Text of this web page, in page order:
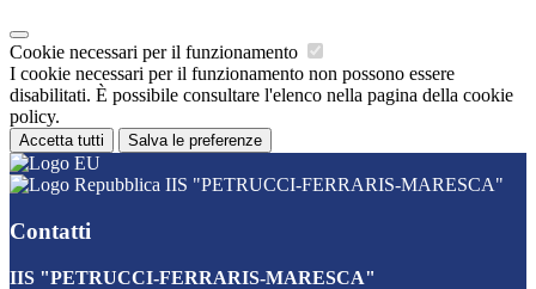
Cookie necessari per il funzionamento
I cookie necessari per il funzionamento non possono essere
disabilitati. È possibile consultare l'elenco nella pagina della cookie
policy.
Accetta tutti Salva le preferenze
IIS "PETRUCCI-FERRARIS-MARESCA"
Contatti
IIS "PETRUCCI-FERRARIS-MARESCA"